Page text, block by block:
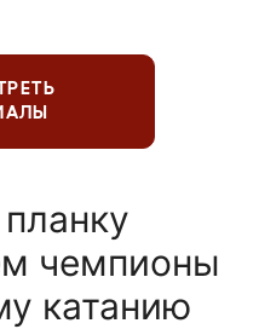
чемпионы
катанию